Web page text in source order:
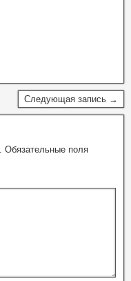
Следующая запись →
Обязательные поля